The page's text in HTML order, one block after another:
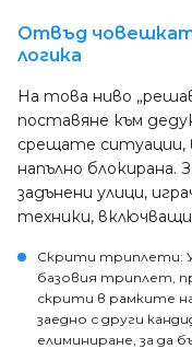
Отвъд
логика
На това ниво
поставяне към
срещате
напълно блокирана.
задънени улици,
техники,
Скрити триплети:
базовия триплет,
скрити в рамките
заедно с други
елиминиране, за да